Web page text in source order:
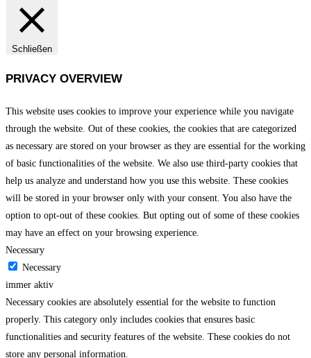
Schließen
PRIVACY OVERVIEW
This website uses cookies to improve your experience while you navigate
through the website. Out of these cookies, the cookies that are categorized
as necessary are stored on your browser as they are essential for the working
of basic functionalities of the website. We also use third-party cookies that
help us analyze and understand how you use this website. These cookies
will be stored in your browser only with your consent. You also have the
option to opt-out of these cookies. But opting out of some of these cookies
may have an effect on your browsing experience.
Necessary
Necessary
immer aktiv
Necessary cookies are absolutely essential for the website to function
properly. This category only includes cookies that ensures basic
functionalities and security features of the website. These cookies do not
store any personal information.